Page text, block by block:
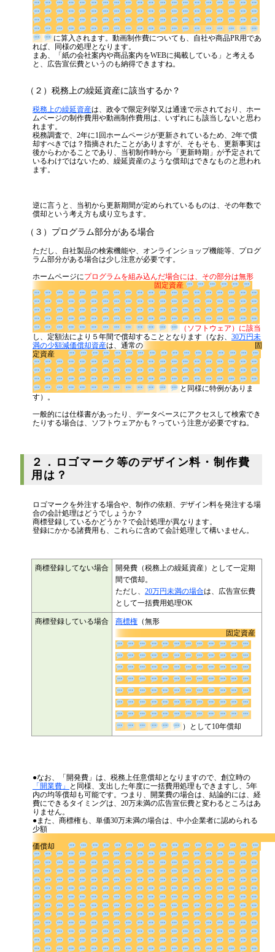
採用情報
税金の豆知識
所得税
法人税
消費税
源泉所得税
その他
に算入されます。動画制作費についても、自社や商品
PR用であれば、同様の処理となります。
まあ、「紙の会社案内や商品案内をWEBに掲載している」と考える
と、広告宣伝費というのも納得できますね。
（２）税務上の繰延資産に該当するか？
税務上の繰延資産は、政令で限定列挙又は通達で示されており、ホー
ムページの制作費用や動画制作費用は、いずれにも該当しないと思わ
れます。
税務調査で、2年に1回ホームページが更新されているため、2年で償
却すべきでは？指摘されたことがありますが、そもそも、更新事実は
後からわかることであり、当初制作時から「更新時期」が予定されて
いるわけではないため、繰延資産のような償却はできなものと思われ
ます。
逆に言うと、当初から更新期間が定められているものは、その年数で
償却という考え方も成り立ちます。
（３）プログラム部分がある場合
ただし、自社製品の検索機能や、オンラインショップ機能等、プログ
ラム部分がある場合は少し注意が必要です。
ホームページにプログラムを組み込んだ場合には、その部分は無形
固定資産
（ソフトウェア）
に該当し、定額法により５年間で償却することとなります（なお、30
万円未満の少額減価償却資産は、通常の
固定資産
一般的には仕様書があったり、データベースにアクセスして検索でき
たりする場合は、ソフトウェアかも？っていう注意が必要ですね。
２．ロゴマーク等のデザイン料・制作費
用は？
ロゴマークを外注する場合や、制作の依頼、デザイン料を発注する場
合の会計処理はどうでしょうか？
商標登録しているかどうか？で会計処理が異なります。
登録にかかる諸費用も、これらに含めて会計処理して構いません。
商標登録してない場合
開発費（税務上の繰延資産）として一定期
間で償却。
ただし、 20万円未満の場合は、広告宣伝費
として一括費用処理OK
商標登録している場合 商標権 （無形
固定資産
）として10年償
却
●なお、「開発費」は、税務上任意償却となりますので、創立時の
「開業費」と同様、支出した年度に一括費用処理もできますし、5年
内の均等償却も可能です。つまり、開業費の場合は、結論的には、経
費にできるタイミングは、20万未満の広告宣伝費と変わるところはあ
りません。
●また、商標権も、単価30万未満の場合は、中小企業者に認められる
少額
価償却